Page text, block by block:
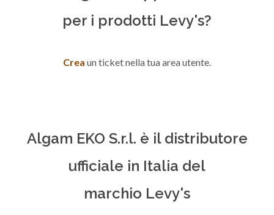
per i prodotti Levy's?
Crea un ticket nella tua area utente.
Algam EKO S.r.l. è il distributore
ufficiale in Italia del
marchio Levy's